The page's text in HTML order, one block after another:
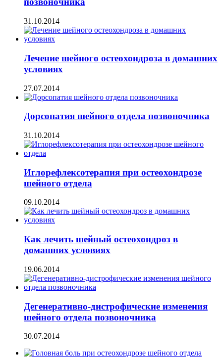
31.10.2014
Лечение шейного остеохондроза в домашних
условиях
27.07.2014
Дорсопатия шейного отдела позвоночника
31.10.2014
Иглорефлексотерапия при остеохондрозе
шейного отдела
09.10.2014
Как лечить шейный остеохондроз в
домашних условиях
19.06.2014
Дегенеративно-дистрофические изменения
шейного отдела позвоночника
30.07.2014